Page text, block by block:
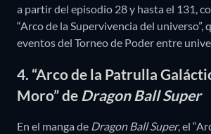
a partir del episodio 28 y hasta el 131,
“Arco de la Supervivencia del universo”,
eventos del Torneo de Poder entre
4. “Arco de la Patrulla
Moro” de Dragon Ball Super
En el manga de Dragon Ball Super, el